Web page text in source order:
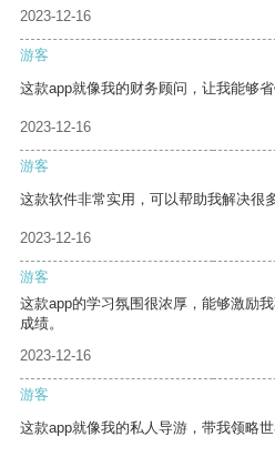
2023-12-16
游客
这款app就像我的财务顾问，让我能够省
2023-12-16
游客
这款软件非常实用，可以帮助我解决很
2023-12-16
游客
这款app的学习氛围很浓厚，能够激励
成绩。
2023-12-16
游客
这款app就像我的私人导游，带我领略世